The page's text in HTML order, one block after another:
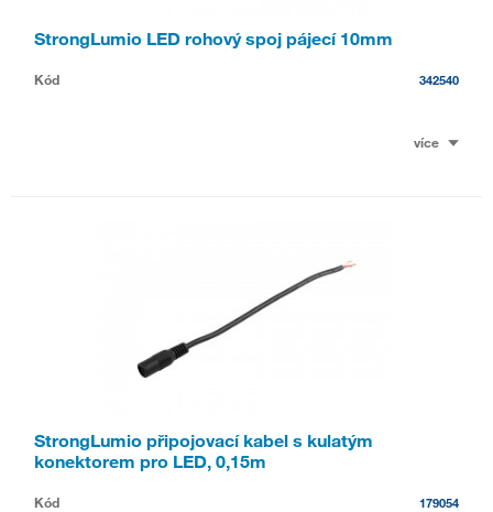
StrongLumio LED rohový spoj pájecí 10mm
Kód 342540
více
StrongLumio připojovací kabel s kulatým
konektorem pro LED, 0,15m
Kód 179054